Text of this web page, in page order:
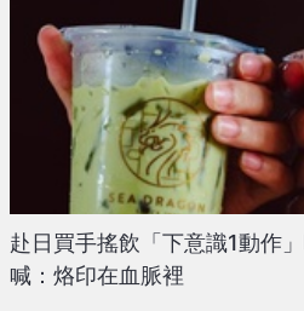
赴日買手搖飲「下意識1動作
喊：烙印在血脈裡